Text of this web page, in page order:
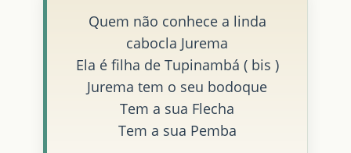
Quem não conhece a linda
cabocla Jurema
Ela é filha de Tupinambá ( bis )
Jurema tem o seu bodoque
Tem a sua Flecha
Tem a sua Pemba